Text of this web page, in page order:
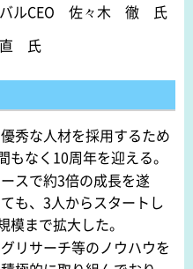
ルCEO 佐々木 徹 氏
氏
秀な人材を採用するため
なく10周年を迎える。
スで約3倍の成長を遂
も、3人からスタートし
まで拡大した。
リサーチ等のノウハウを